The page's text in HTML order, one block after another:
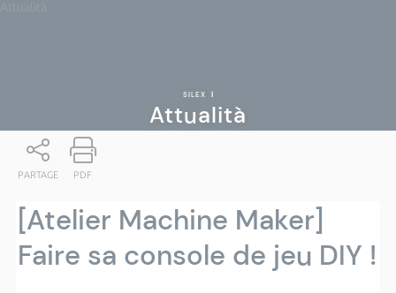
Attualità
SILEX |
Attualità
PARTAGE PDF
[Atelier Machine Maker]
Faire sa console de jeu DIY !